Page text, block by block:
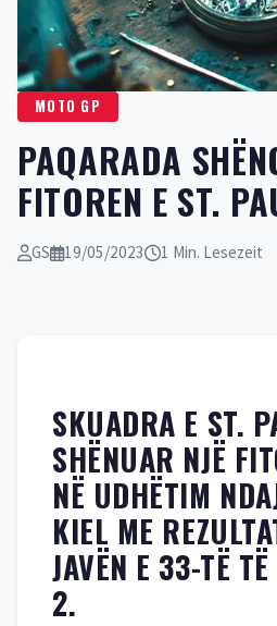
MOTO GP
PAQARADA
FITOREN E ST.
GS 19/05/2023 1 Min. Lesezeit
SKUADRA E ST.
SHËNUAR NJË
NË UDHËTIM
KIEL ME
JAVËN E 33-TË
2.